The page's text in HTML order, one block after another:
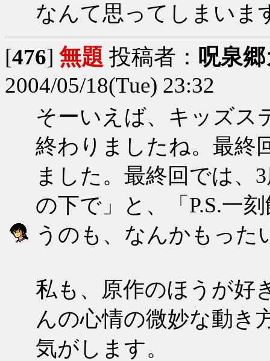
なんて思ってしまいま
[476] 無題 投稿者： 呪泉
2004/05/18(Tue) 23:32
そーいえば、キッズス
終わりましたね。最終
ました。最終回では
の下で」と、「P.S.一
うのも、なんかもっ
私も、原作のほうが好
んの心情の微妙な動き
気がします。